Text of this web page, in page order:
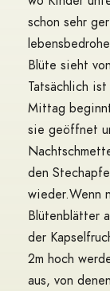
schon sehr
Blüte sieht
Tatsächlich
Mittag
sie geöffnet
den
wieder.Wenn
Blütenblätter
der
2m hoch
aus, von